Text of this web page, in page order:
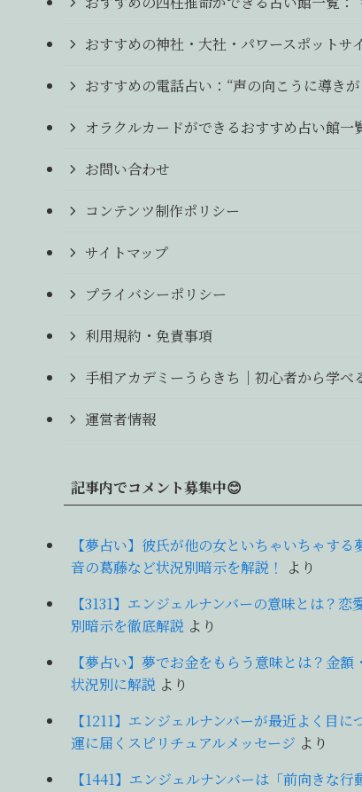
おすすめの神社・大社・パワースポット
おすすめの電話占い：“声の向こうに導き
オラクルカードができるおすすめ占い館一
お問い合わせ
コンテンツ制作ポリシー
サイトマップ
プライバシーポリシー
利用規約・免責事項
手相アカデミーうらきち｜初心者から学
運営者情報
記事内でコメント募集中😊
【夢占い】彼氏が他の女といちゃいちゃす
音の葛藤など状況別暗示を解説！
より
【3131】エンジェルナンバーの意味とは？
別暗示を徹底解説 より
【夢占い】夢でお金をもらう意味とは？金
状況別に解説 より
【1211】エンジェルナンバーが最近よく目
運に届くスピリチュアルメッセージ より
【1441】エンジェルナンバーは「前向きな